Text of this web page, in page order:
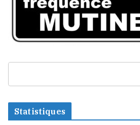
Statistiques